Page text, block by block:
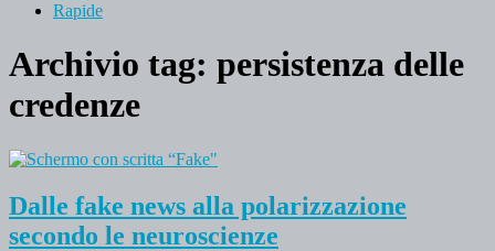
Rapide
Archivio tag: persistenza delle
credenze
Dalle fake news alla polarizzazione
secondo le neuroscienze